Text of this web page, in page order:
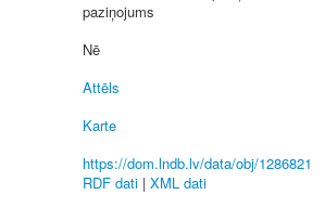
paziņojums
Nē
Attēls
Karte
https://dom.lndb.lv/data/obj/1286821
RDF dati | XML dati